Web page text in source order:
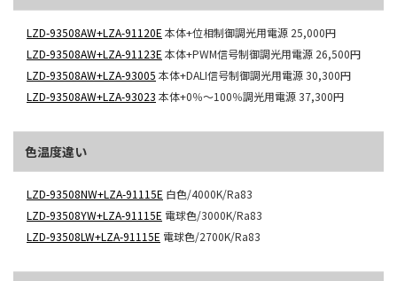
LZD-93508AW+LZA-91120E 本体+位相制御調光用電源 25,000円
LZD-93508AW+LZA-91123E 本体+PWM信号制御調光用電源 26,500円
LZD-93508AW+LZA-93005 本体+DALI信号制御調光用電源30,300円
LZD-93508AW+LZA-93023 本体+0％～100％調光用電源37,300円
色温度違い
LZD-93508NW+LZA-91115E 白色/4000K/Ra83
LZD-93508YW+LZA-91115E 電球色/3000K/Ra83
LZD-93508LW+LZA-91115E 電球色/2700K/Ra83